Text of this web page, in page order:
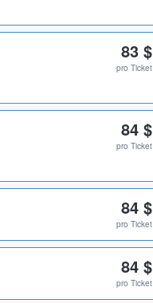
83 $
pro Ticket
84 $
pro Ticket
84 $
pro Ticket
84 $
pro Ticket